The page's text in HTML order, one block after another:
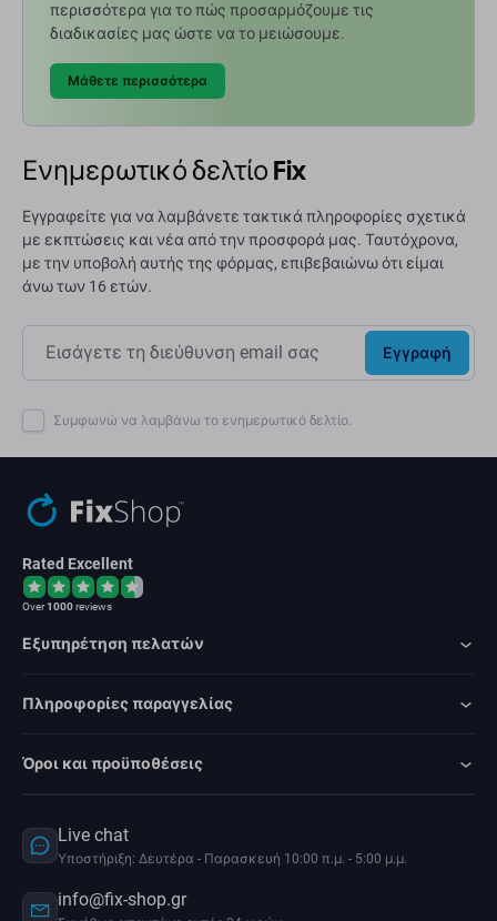
περισσότερα για το πώς προσαρμόζουμε τις
διαδικασίες μας ώστε να το μειώσουμε.
Μάθετε περισσότερα
Ενημερωτικό δελτίο Fix
Εγγραφείτε για να λαμβάνετε τακτικά πληροφορίες σχετικά
με εκπτώσεις και νέα από την προσφορά μας. Ταυτόχρονα,
με την υποβολή αυτής της φόρμας, επιβεβαιώνω ότι είμαι
άνω των 16 ετών.
Εγγραφή
Συμφωνώ να λαμβάνω το ενημερωτικό δελτίο.
Rated Excellent
Over1000reviews
Εξυπηρέτηση πελατών
Πληροφορίες παραγγελίας
Όροι και προϋποθέσεις
Live chat
Υποστήριξη: Δευτέρα - Παρασκευή 10:00 π.μ. - 5:00 μ.μ.
info@fix-shop.gr